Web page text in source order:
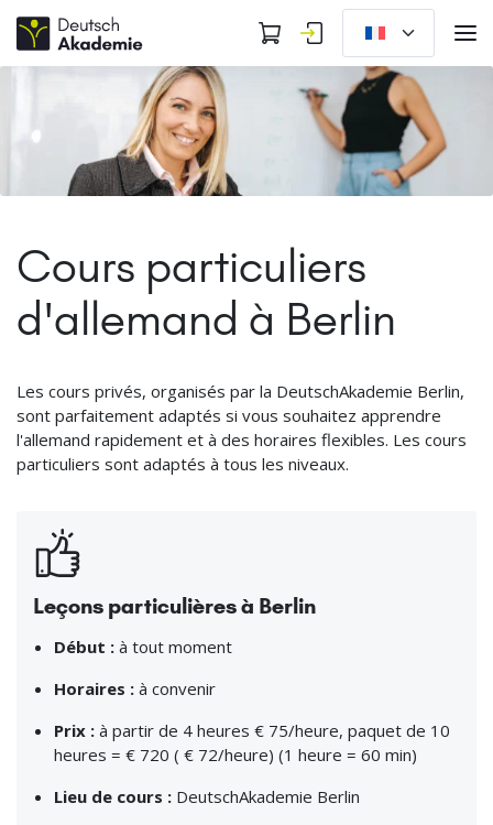
Cours particuliers
d'allemand à Berlin
Les cours privés, organisés par la DeutschAkademie Berlin,
sont parfaitement adaptés si vous souhaitez apprendre
l'allemand rapidement et à des horaires flexibles. Les cours
particuliers sont adaptés à tous les niveaux.
Leçons particulières à Berlin
Début : à tout moment
Horaires :à convenir
Prix :à partir de 4 heures € 75/heure, paquet de 10
heures = € 720 ( € 72/heure) (1 heure = 60 min)
Lieu de cours : DeutschAkademie Berlin